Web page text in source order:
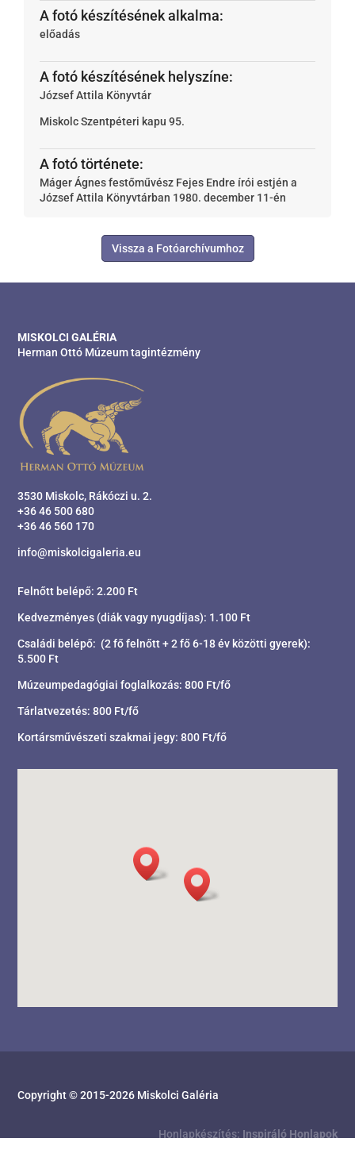
A fotó készítésének alkalma:
előadás
A fotó készítésének helyszíne:
József Attila Könyvtár
Miskolc Szentpéteri kapu 95.
A fotó története:
Máger Ágnes festőművész Fejes Endre írói estjén a
József Attila Könyvtárban 1980. december 11-én
Vissza a Fotóarchívumhoz
MISKOLCI GALÉRIA
Herman Ottó Múzeum tagintézmény
3530 Miskolc, Rákóczi u. 2.
+36 46 500 680
+36 46 560 170
info@miskolcigaleria.eu
Felnőtt belépő: 2.200 Ft
Kedvezményes (diák vagy nyugdíjas): 1.100 Ft
Családi belépő: (2 fő felnőtt + 2 fő 6-18 év közötti gyerek):
5.500 Ft
Múzeumpedagógiai foglalkozás: 800 Ft/fő
Tárlatvezetés: 800 Ft/fő
Kortársművészeti szakmai jegy: 800 Ft/fő
Copyright © 2015-2026 Miskolci Galéria
Honlapkészítés: Inspiráló Honlapok